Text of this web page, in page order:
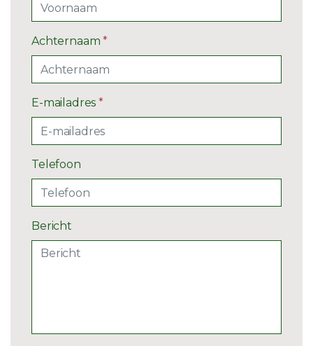
Achternaam*
E-mailadres*
Telefoon
Bericht